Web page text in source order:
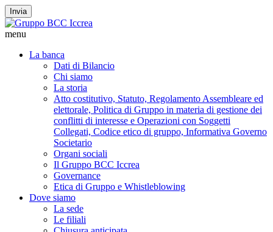
Invia
menu
La banca
Dati di Bilancio
Chi siamo
La storia
Atto costitutivo, Statuto, Regolamento Assembleare ed
elettorale, Politica di Gruppo in materia di gestione dei
conflitti di interesse e Operazioni con Soggetti
Collegati, Codice etico di gruppo, Informativa Governo
Societario
Organi sociali
Il Gruppo BCC Iccrea
Governance
Etica di Gruppo e Whistleblowing
Dove siamo
La sede
Le filiali